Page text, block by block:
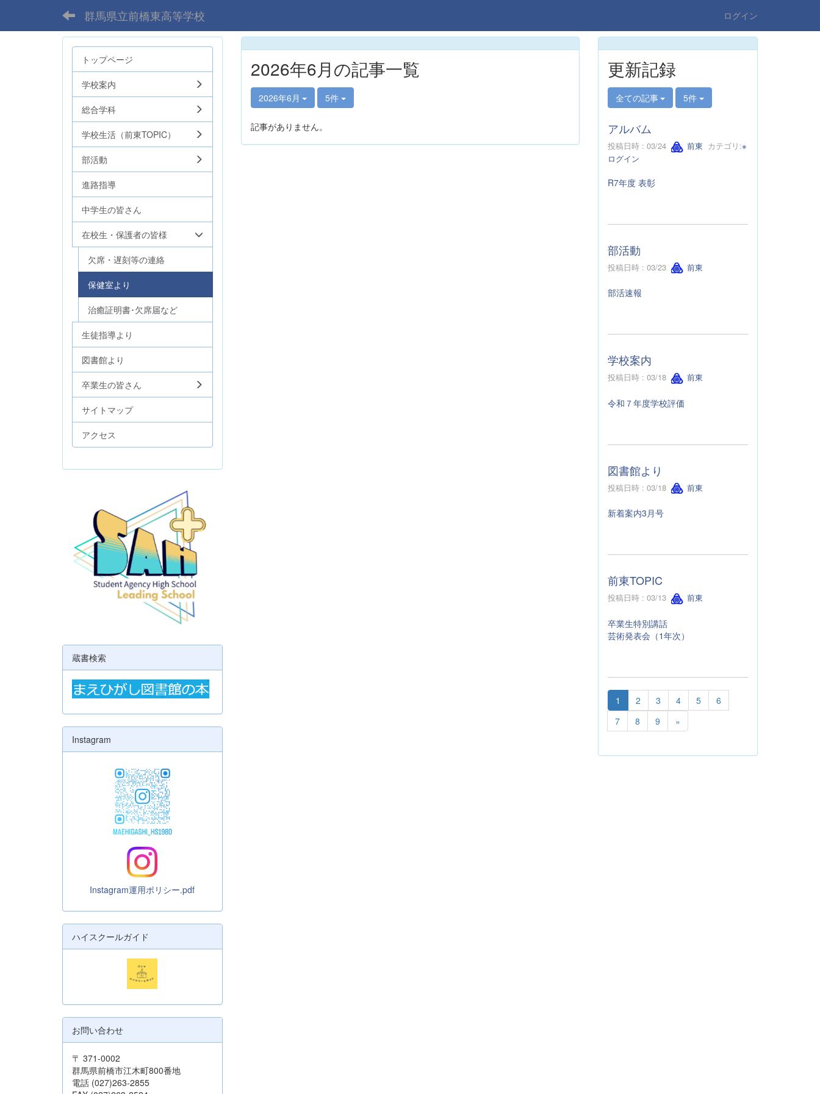
群馬県立前橋東高等学校 ログイン
2026年6月の記事一覧
2026年6月 5件
記事がありません。
トップページ
学校案内
総合学科
学校生活（前東TOPIC）
部活動
進路指導
中学生の皆さん
在校生・保護者の皆様
欠席・遅刻等の連絡
保健室より
治癒証明書･欠席届など
生徒指導より
図書館より
卒業生の皆さん
サイトマップ
アクセス
蔵書検索
Instagram
Instagram運用ポリシー.pdf
ハイスクールガイド
お問い合わせ
〒 371-0002
群馬県前橋市江木町800番地
電話 (027)263-2855
更新記録
全ての記事 5件
アルバム
投稿日時 : 03/24 前東 カテゴリ:※
ログイン
R7年度 表彰
部活動
投稿日時 : 03/23 前東
部活速報
学校案内
投稿日時 : 03/18 前東
令和７年度学校評価
図書館より
投稿日時 : 03/18 前東
新着案内3月号
前東TOPIC
投稿日時 : 03/13 前東
卒業生特別講話
芸術発表会（1年次）
1 2 3 4 5
6
7
8 9 »